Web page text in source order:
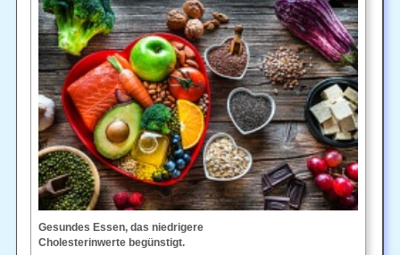
Gesundes Essen, das niedrigere
Cholesterinwerte begünstigt.